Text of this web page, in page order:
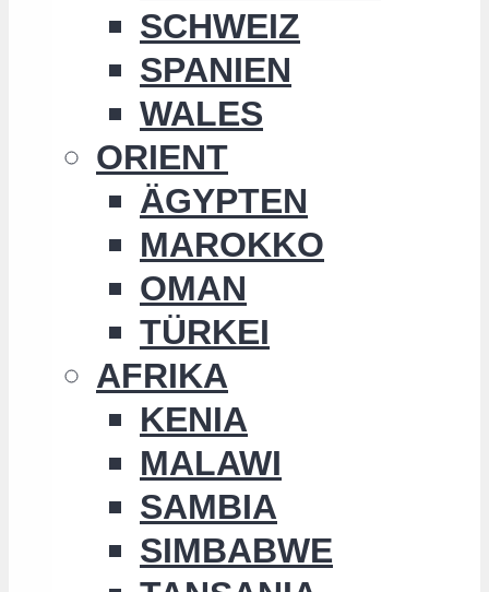
SCHWEIZ
SPANIEN
WALES
ORIENT
ÄGYPTEN
MAROKKO
OMAN
TÜRKEI
AFRIKA
KENIA
MALAWI
SAMBIA
SIMBABWE